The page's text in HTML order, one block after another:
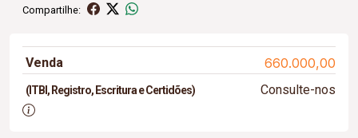
Compartilhe:
Venda 660.000,00
(ITBI, Registro, Escritura e Certidões) Consulte-nos